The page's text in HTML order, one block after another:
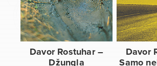
Davor Rostuhar –
Džungla
Davor
Samo